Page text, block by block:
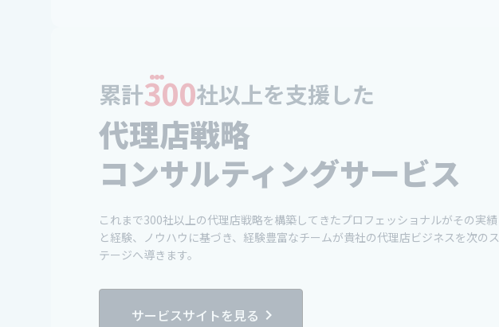
累計300社以上を支援した
代理店戦略
コンサルティングサービス
これまで300社以上の代理店戦略を構築してきたプロフェッショナルがその実績
と経験、ノウハウに基づき、経験豊富なチームが貴社の代理店ビジネスを次のス
テージへ導きます。
サービスサイトを見る chevron_right